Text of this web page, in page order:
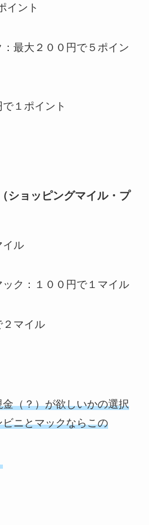
イント
最大２００円で５ポイン
１ポイント
ショッピングマイル・プ
イル
ク：１００円で１マイル
２マイル
（？）が欲しいかの選択
ニとマックならこの